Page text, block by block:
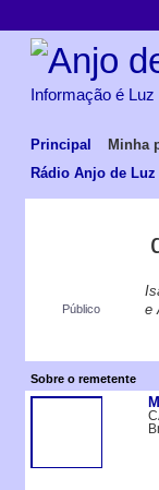
Informação é
Principal Minha
Rádio Anjo de Luz
Público
e
Sobre o remetente